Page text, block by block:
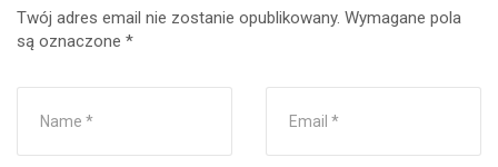
Twój adres email nie zostanie opublikowany. Wymagane pola
są oznaczone *